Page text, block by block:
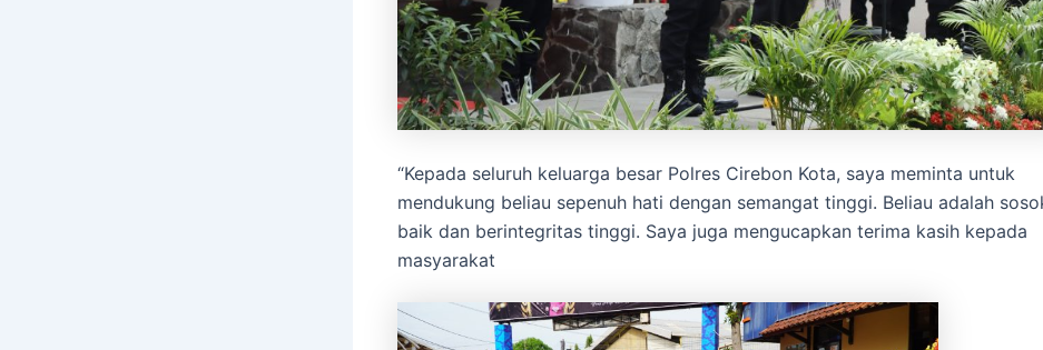
“Kepada seluruh keluarga besar Polres Cirebon Kota, saya meminta untuk
mendukung beliau sepenuh hati dengan semangat tinggi. Beliau adalah
baik dan berintegritas tinggi. Saya juga mengucapkan terima kasih kepada
masyarakat